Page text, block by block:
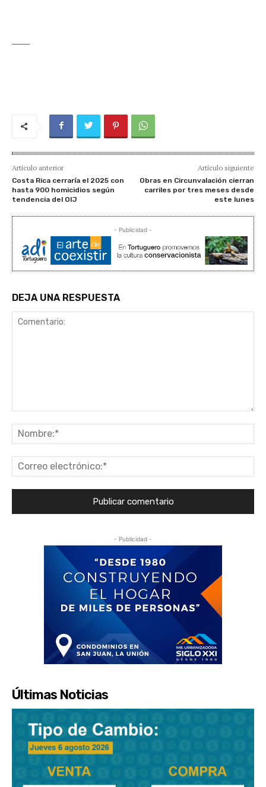
Artículo anterior
Costa Rica cerraría el 2025 con
hasta 900 homicidios según
tendencia del OIJ
Artículo siguiente
Obras en Circunvalación cierran
carriles por tres meses desde
este lunes
- Publicidad -
DEJA UNA RESPUESTA
- Publicidad -
Últimas Noticias